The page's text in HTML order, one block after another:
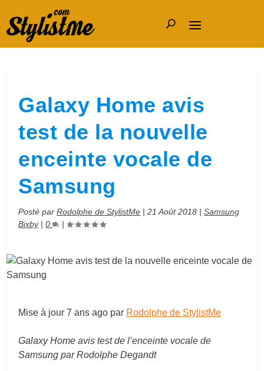
Galaxy Home avis
test de la nouvelle
enceinte vocale de
Samsung
Posté parRodolphe de StylistMe |21 Août 2018 |Samsung
Bixby|0 |
Mise à jour7 ans ago par Rodolphe de StylistMe
Galaxy Home avis test de l’enceinte vocale de
Samsung par Rodolphe Degandt